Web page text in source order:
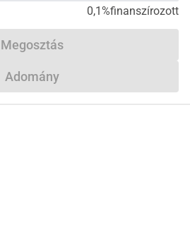
0,1%finanszírozott
Megosztás
Adomány